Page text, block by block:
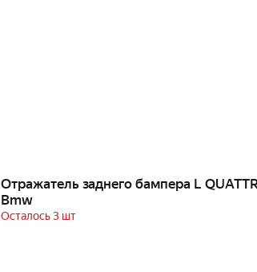
Отражатель заднего бампера L
Bmw
Осталось 3 шт